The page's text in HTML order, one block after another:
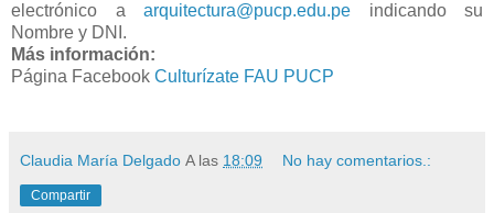
electrónico a arquitectura@pucp.edu.pe indicando su
Nombre y DNI.
Más información:
Página Facebook Culturízate FAU PUCP
Claudia María Delgado A las 18:09 No hay comentarios.:
Compartir